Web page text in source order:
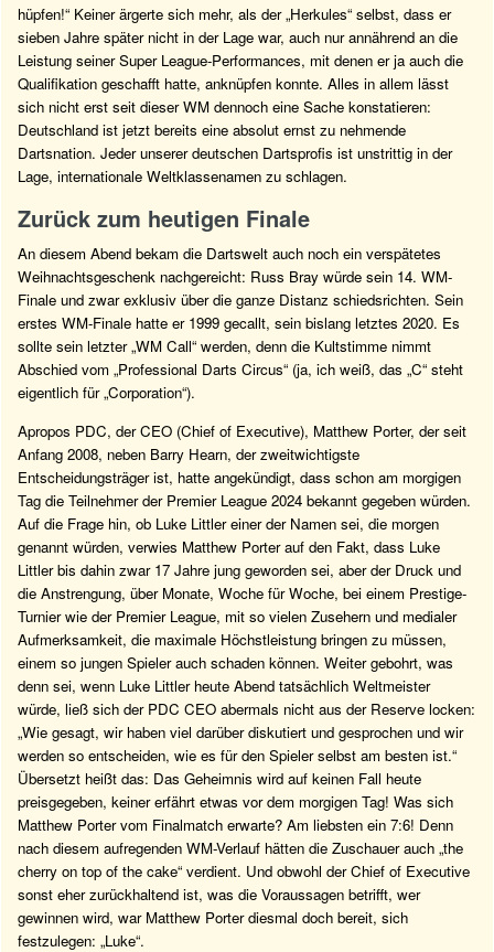
hüpfen!“ Keiner ärgerte sich mehr, als der „Herkules“ selbst, dass er
sieben Jahre später nicht in der Lage war, auch nur annährend an die
Leistung seiner Super League-Performances, mit denen er ja auch die
Qualifikation geschafft hatte, anknüpfen konnte. Alles in allem lässt
sich nicht erst seit dieser WM dennoch eine Sache konstatieren:
Deutschland ist jetzt bereits eine absolut ernst zu nehmende
Dartsnation. Jeder unserer deutschen Dartsprofis ist unstrittig in der
Lage, internationale Weltklassenamen zu schlagen.
Zurück zum heutigen Finale
An diesem Abend bekam die Dartswelt auch noch ein verspätetes
Weihnachtsgeschenk nachgereicht: Russ Bray würde sein 14. WM-
Finale und zwar exklusiv über die ganze Distanz schiedsrichten. Sein
erstes WM-Finale hatte er 1999 gecallt, sein bislang letztes 2020. Es
sollte sein letzter „WM Call“ werden, denn die Kultstimme nimmt
Abschied vom „Professional Darts Circus“ (ja, ich weiß, das „C“ steht
eigentlich für „Corporation“).
Apropos PDC, der CEO (Chief of Executive), Matthew Porter, der seit
Anfang 2008, neben Barry Hearn, der zweitwichtigste
Entscheidungsträger ist, hatte angekündigt, dass schon am morgigen
Tag die Teilnehmer der Premier League 2024 bekannt gegeben würden.
Auf die Frage hin, ob Luke Littler einer der Namen sei, die morgen
genannt würden, verwies Matthew Porter auf den Fakt, dass Luke
Littler bis dahin zwar 17 Jahre jung geworden sei, aber der Druck und
die Anstrengung, über Monate, Woche für Woche, bei einem Prestige-
Turnier wie der Premier League, mit so vielen Zusehern und medialer
Aufmerksamkeit, die maximale Höchstleistung bringen zu müssen,
einem so jungen Spieler auch schaden können. Weiter gebohrt, was
denn sei, wenn Luke Littler heute Abend tatsächlich Weltmeister
würde, ließ sich der PDC CEO abermals nicht aus der Reserve locken:
„Wie gesagt, wir haben viel darüber diskutiert und gesprochen und wir
werden so entscheiden, wie es für den Spieler selbst am besten ist.“
Übersetzt heißt das: Das Geheimnis wird auf keinen Fall heute
preisgegeben, keiner erfährt etwas vor dem morgigen Tag! Was sich
Matthew Porter vom Finalmatch erwarte? Am liebsten ein 7:6! Denn
nach diesem aufregenden WM-Verlauf hätten die Zuschauer auch „the
cherry on top of the cake“ verdient. Und obwohl der Chief of Executive
sonst eher zurückhaltend ist, was die Voraussagen betrifft, wer
gewinnen wird, war Matthew Porter diesmal doch bereit, sich
festzulegen: „Luke“.